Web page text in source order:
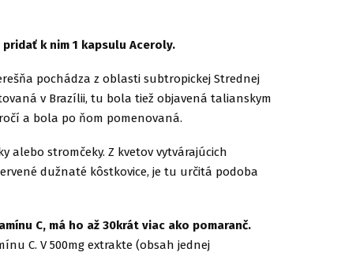
pridať k nim 1 kapsulu Aceroly.
pochádza z oblasti subtropickej Strednej
v Brazílii, tu bola tiež objavená talianskym
a bola po ňom pomenovaná.
alebo stromčeky. Z kvetov vytvárajúcich
dužnaté kôstkovice, je tu určitá podoba
C, má ho až 30krát viac ako pomaranč.
C. V 500mg extrakte (obsah jednej